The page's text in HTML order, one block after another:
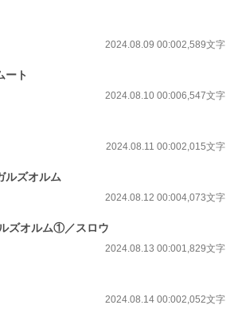
2024.08.09 00:002,589文字
ート
2024.08.10 00:006,547文字
2024.08.11 00:002,015文字
ルズオルム
2024.08.12 00:004,073文字
ズオルム①／スロウ
2024.08.13 00:001,829文字
2024.08.14 00:002,052文字